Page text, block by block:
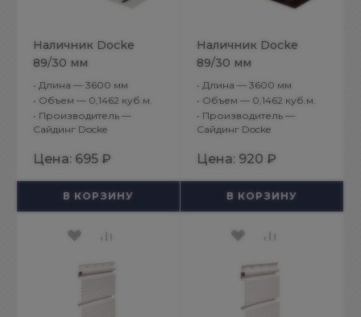
Наличник Docke
89/30 мм
универсальный
Белый
• Длина — 3600 мм
• Объем — 0,1462 куб.м.
• Производитель —
Сайдинг Docke
Цена: 695 ₽
В КОРЗИНУ
Наличник Docke
89/30 мм
универсальный
Шоколадный
• Длина — 3600 мм
• Объем — 0,1462 куб.м.
• Производитель —
Сайдинг Docke
Цена: 920 ₽
В КОРЗИНУ